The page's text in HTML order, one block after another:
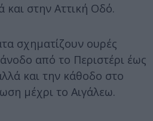
στην Αττική Οδό.
σχηματίζουν ουρές
από το Περιστέρι έως
και την κάθοδο στο
μέχρι το Αιγάλεω.